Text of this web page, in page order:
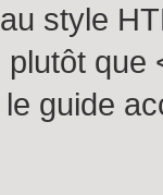
style
que
guide